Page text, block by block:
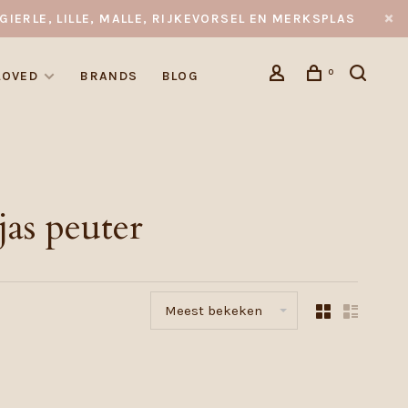
LILLE, MALLE, RIJKEVORSEL EN MERKSPLAS
BRANDS BLOG 0
peuter
Meest bekeken